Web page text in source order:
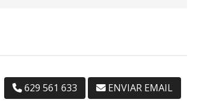
629 561 633 ENVIAR EMAIL